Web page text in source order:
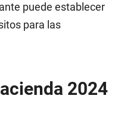
puede establecer
para las
2024